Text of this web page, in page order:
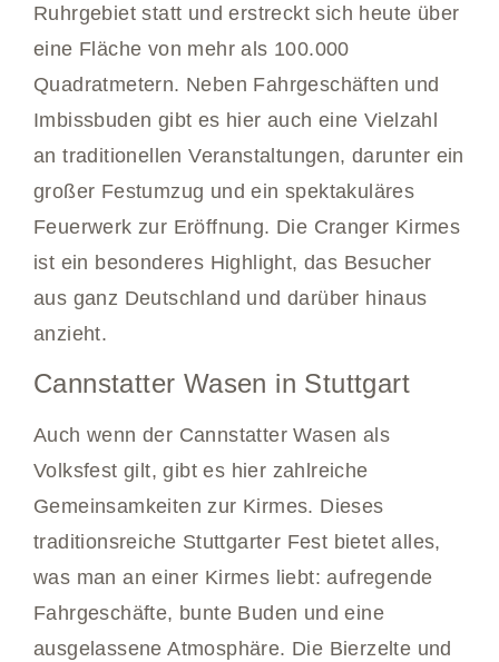
Ruhrgebiet statt und erstreckt sich heute über
eine Fläche von mehr als 100.000
Quadratmetern. Neben Fahrgeschäften und
Imbissbuden gibt es hier auch eine Vielzahl
an traditionellen Veranstaltungen, darunter ein
großer Festumzug und ein spektakuläres
Feuerwerk zur Eröffnung. Die Cranger Kirmes
ist ein besonderes Highlight, das Besucher
aus ganz Deutschland und darüber hinaus
anzieht.
Cannstatter Wasen in Stuttgart
Auch wenn der Cannstatter Wasen als
Volksfest gilt, gibt es hier zahlreiche
Gemeinsamkeiten zur Kirmes. Dieses
traditionsreiche Stuttgarter Fest bietet alles,
was man an einer Kirmes liebt: aufregende
Fahrgeschäfte, bunte Buden und eine
ausgelassene Atmosphäre. Die Bierzelte und